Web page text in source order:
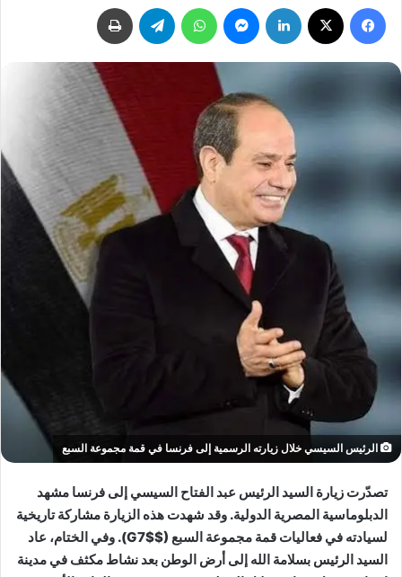
الرئيس السيسي خلال زيارته الرسمية إلى فرنسا في قمة مجموعة السبع
تصدّرت زيارة السيد الرئيس عبد الفتاح السيسي إلى فرنسا مشهد
الدبلوماسية المصرية الدولية. وقد شهدت هذه الزيارة مشاركة تاريخية
لسيادته في فعاليات قمة مجموعة السبع ($G7$). وفي الختام، عاد
السيد الرئيس بسلامة الله إلى أرض الوطن بعد نشاط مكثف في مدينة